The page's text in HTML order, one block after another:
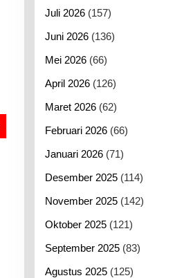
Juli 2026(157)
Juni 2026(136)
Mei 2026(66)
April 2026(126)
Maret 2026(62)
Februari 2026(66)
Januari 2026(71)
Desember 2025(114)
November 2025(142)
Oktober 2025(121)
September 2025(83)
Agustus 2025(125)